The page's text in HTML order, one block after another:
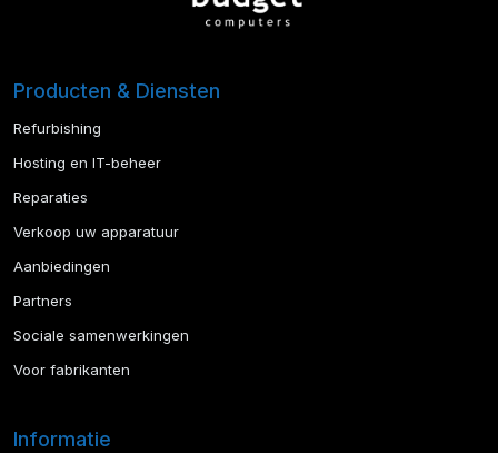
Producten & Diensten
Refurbishing
Hosting en IT-beheer
Reparaties
Verkoop uw apparatuur
Aanbiedingen
Partners
Sociale samenwerkingen
Voor fabrikanten
Informatie